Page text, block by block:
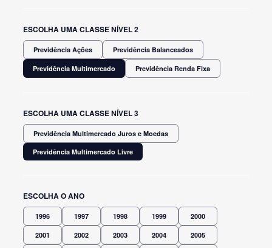
ESCOLHA UMA CLASSE NÍVEL 2
Previdência Ações Previdência Balanceados
Previdência Multimercado Previdência Renda Fixa
ESCOLHA UMA CLASSE NÍVEL 3
Previdência Multimercado Juros e Moedas
Previdência Multimercado Livre
ESCOLHA O ANO
1996 1997 1998 1999 2000
2001 2002 2003 2004 2005